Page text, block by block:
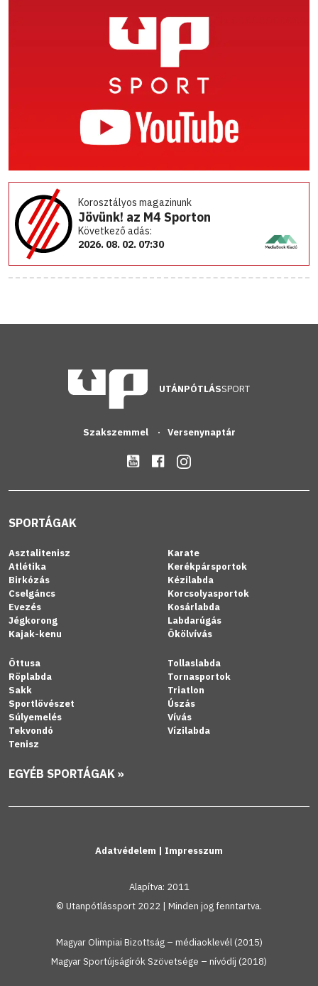
Korosztályos magazinunk
Jövünk! az M4 Sporton
Következő adás:
2026. 08. 02. 07:30
UTÁNPÓTLÁSSPORT
Szakszemmel Versenynaptár
SPORTÁGAK
Asztalitenisz
Atlétika
Birkózás
Cselgáncs
Evezés
Jégkorong
Kajak-kenu
Karate
Kerékpársportok
Kézilabda
Korcsolyasportok
Kosárlabda
Labdarúgás
Ökölvívás
Öttusa
Röplabda
Sakk
Sportlövészet
Súlyemelés
Tekvondó
Tenisz
Tollaslabda
Tornasportok
Triatlon
Úszás
Vívás
Vízilabda
EGYÉB SPORTÁGAK »
Adatvédelem | Impresszum
Alapítva: 2011
© Utanpótlássport 2022 | Minden jog fenntartva.
Magyar Olimpiai Bizottság – médiaoklevél (2015)
Magyar Sportújságírók Szövetsége – nívódíj (2018)